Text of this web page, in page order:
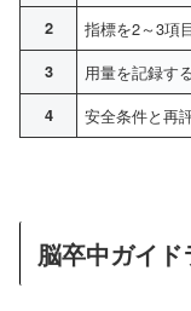
2 指標を2～3項
3 用量を記録す
4 安全条件と再
脳卒中ガイ